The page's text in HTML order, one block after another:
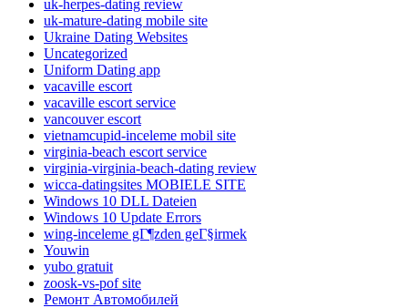
uk-herpes-dating review
uk-mature-dating mobile site
Ukraine Dating Websites
Uncategorized
Uniform Dating app
vacaville escort
vacaville escort service
vancouver escort
vietnamcupid-inceleme mobil site
virginia-beach escort service
virginia-virginia-beach-dating review
wicca-datingsites MOBIELE SITE
Windows 10 DLL Dateien
Windows 10 Update Errors
wing-inceleme gГ¶zden geГ§irmek
Youwin
yubo gratuit
zoosk-vs-pof site
Ремонт Автомобилей